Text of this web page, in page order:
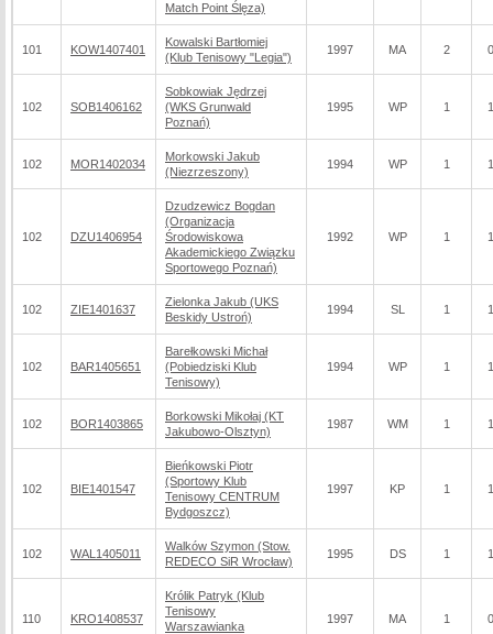
Match Point Ślęza)
101 KOW1407401
Kowalski Bartłomiej
(Klub Tenisowy "Legia")
1997 MA 2
102 SOB1406162
Sobkowiak Jędrzej
(WKS Grunwald
Poznań)
1995 WP 1
102 MOR1402034
Morkowski Jakub
(Niezrzeszony)
1994 WP 1
102 DZU1406954
Dzudzewicz Bogdan
(Organizacja
Środowiskowa
Akademickiego Związku
Sportowego Poznań)
1992 WP 1
102 ZIE1401637
Zielonka Jakub (UKS
Beskidy Ustroń)
1994 SL 1
102 BAR1405651
Barełkowski Michał
(Pobiedziski Klub
Tenisowy)
1994 WP 1
102 BOR1403865
Borkowski Mikołaj (KT
Jakubowo-Olsztyn)
1987 WM 1
102 BIE1401547
Bieńkowski Piotr
(Sportowy Klub
Tenisowy CENTRUM
Bydgoszcz)
1997 KP 1
102 WAL1405011
Walków Szymon (Stow.
REDECO SiR Wrocław)
1995 DS 1
110 KRO1408537
Królik Patryk (Klub
Tenisowy
Warszawianka
1997 MA 1